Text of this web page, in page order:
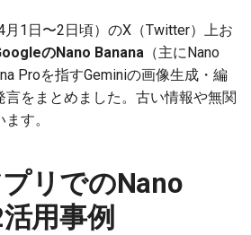
2026-07-13
2026-07-12
2026-07-09
2025-12-27
2025-12-26
2025-12-23
2026-07-13
2026-07-12
2026-07-09
2025-12-27
2025-12-26
2025-12-23
2026-06-16
2026-05-31
2026-05-10
2026-06-19
2026-06-12
2026-06-14
2026-06-07
2026-05-17
2025-12-07
2025-11-30
2025-11-09
2026-06-14
2026-06-07
2026-05-17
2026-06-14
2026-06-07
2026-05-17
2025-11-30
2025-11-23
2025-11-02
連リポ
む）
2026-06-14
2026-06-07
2026-05-17
2025-11-30
2025-11-23
2025-11-02
2026-06-17
2026-06-14
2026-06-14
2026-06-07
2026-05-03
2026-07-13
2026-07-12
2026-07-08
2025-12-27
2025-12-26
2025-12-23
2026-06-14
2026-06-07
2026-05-17
2026-07-12
2026-07-11
2026-07-08
2026-06-13
2026-06-10
2026-05-23
2026-06-13
2026-06-06
2026-05-19
2026-07-12
2026-07-11
2026-07-07
2026-06-14
2026-06-07
2026-05-17
1日〜2日頃）のX（Twitter）上お
のNano Banana （主にNano
Proを指すGeminiの画像生成・編
をまとめました。古い情報や無関
す。
リでのNano
用事例